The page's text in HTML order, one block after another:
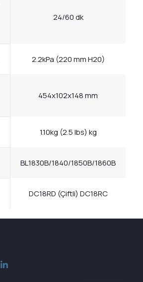
24/60 dk
2.2kPa (220 mm H20)
454x102x148 mm
1.10kg (2.5 lbs) kg
BL1830B/1840/1850B/1860B
DC18RD (Çiftli) DC18RC